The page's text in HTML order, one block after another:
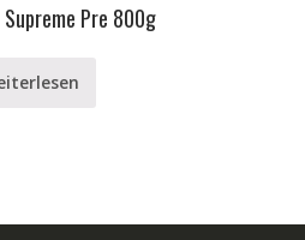
Pre 800g